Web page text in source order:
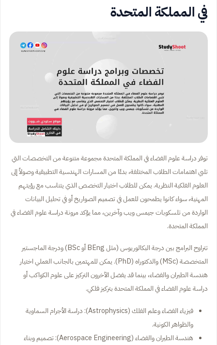
في المملكة المتحدة
توفر دراسة علوم الفضاء في المملكة المتحدة مجموعة متنوعة من التخصصات التي
تلبي اهتمامات الطلاب المختلفة، بدءًا من المسارات الهندسية التطبيقية وصولاً إلى
العلوم الفلكية النظرية. يمكن للطلاب اختيار التخصص الذي يتناسب مع رؤيتهم
المهنية، سواء كانوا يطمحون للعمل في تصميم الصواريخ أو في تحليل البيانات
الواردة من تلسكوبات جيمس ويب وآخرين، مما يؤكد مرونة دراسة علوم الفضاء في
المملكة المتحدة.
تتراوح البرامج بين درجة البكالوريوس (مثل BEng أو BSc) ودرجة الماجستير
المتخصصة (MSc) والدكتوراه (PhD). يمكن للمهتمين بالجانب العملي اختيار
هندسة الطيران والفضاء، بينما قد يفضل الآخرون التركيز على علوم الكواكب أو
دراسة علوم الفضاء في المملكة المتحدة بتركيز فلكي.
فيزياء الفضاء وعلم الفلك (Astrophysics): دراسة الأجرام السماوية
والظواهر الكونية.
هندسة الطيران والفضاء (Aerospace Engineering): تصميم وبناء